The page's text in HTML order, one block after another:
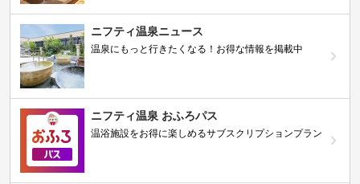
ニフティ温泉ニュース
温泉にもっと行きたくなる！お得な情報を掲載中
ニフティ温泉 おふろパス
温浴施設をお得に楽しめるサブスクリプションプラン